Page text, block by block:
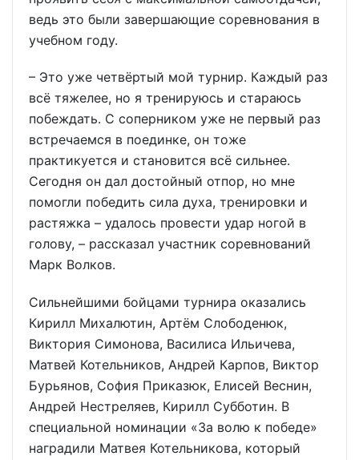
ведь это были завершающие соревнования в
учебном году.
– Это уже четвёртый мой турнир. Каждый раз
всё тяжелее, но я тренируюсь и стараюсь
побеждать. С соперником уже не первый раз
встречаемся в поединке, он тоже
практикуется и становится всё сильнее.
Сегодня он дал достойный отпор, но мне
помогли победить сила духа, тренировки и
растяжка – удалось провести удар ногой в
голову, – рассказал участник соревнований
Марк Волков.
Cильнейшими бойцами турнира оказались
Кирилл Михалютин, Артём Слободенюк,
Виктория Симонова, Василиса Ильичева,
Матвей Котельников, Андрей Карпов, Виктор
Бурьянов, София Приказюк, Елисей Веснин,
Андрей Нестреляев, Кирилл Субботин. В
специальной номинации «За волю к победе»
наградили Матвея Котельникова, который